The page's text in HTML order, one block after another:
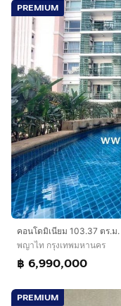
PREMIUM
พญาไท กรุงเทพมหานคร
฿ 6,990,000
PREMIUM